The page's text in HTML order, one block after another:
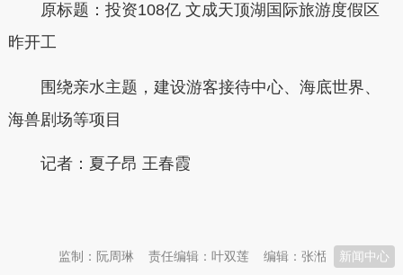
原标题：投资108亿 文成天顶湖国际旅游度假区
昨开工
围绕亲水主题，建设游客接待中心、海底世界、
海兽剧场等项目
记者：夏子昂 王春霞
新闻中心
编辑：张湉
责任编辑：叶双莲
监制：阮周琳